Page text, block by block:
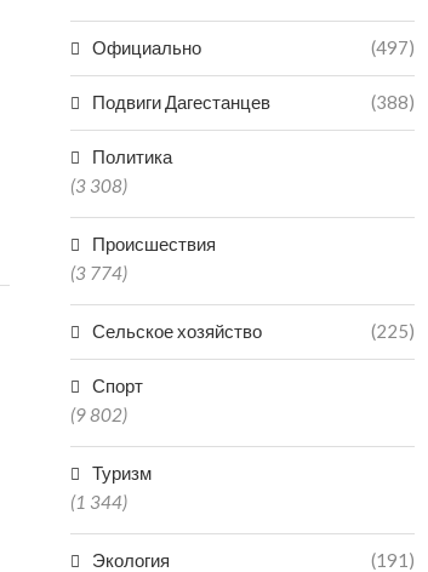
Официально (497)
Подвиги Дагестанцев (388)
Политика
(3 308)
Происшествия
(3 774)
Сельское хозяйство (225)
Спорт
(9 802)
Туризм
(1 344)
Экология (191)